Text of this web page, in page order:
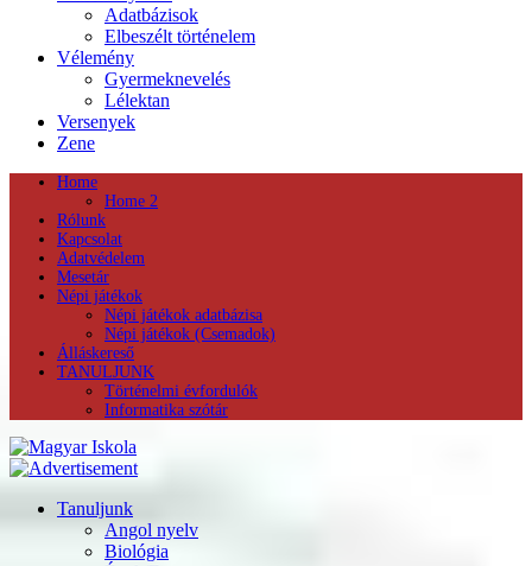
Adatbázisok
Elbeszélt történelem
Vélemény
Gyermeknevelés
Lélektan
Versenyek
Zene
Home
Home 2
Rólunk
Kapcsolat
Adatvédelem
Mesetár
Népi játékok
Népi játékok adatbázisa
Népi játékok (Csemadok)
Álláskereső
TANULJUNK
Történelmi évfordulók
Informatika szótár
Tanuljunk
Angol nyelv
Biológia